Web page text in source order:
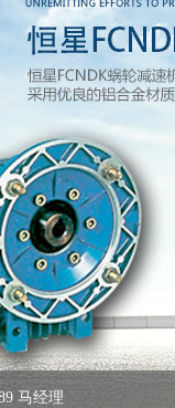
马经理